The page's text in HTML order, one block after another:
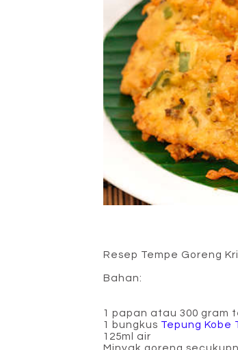
Resep Tempe Goreng
Bahan:
1 papan atau 300 gram
1 bungkus Tepung Kobe
125ml air
Minyak goreng